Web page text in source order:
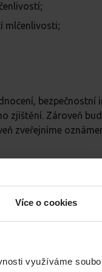
Více o cookies
využíváme
mlčenlivosti;
bezpečnostní
zjištění. Zároveň
zveřejníme
naší
Partneři tyto údaje